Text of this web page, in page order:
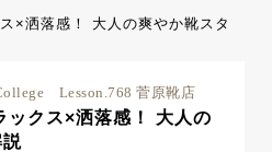
Lesson.768 菅原靴店
ックス×洒落感！ 大人の